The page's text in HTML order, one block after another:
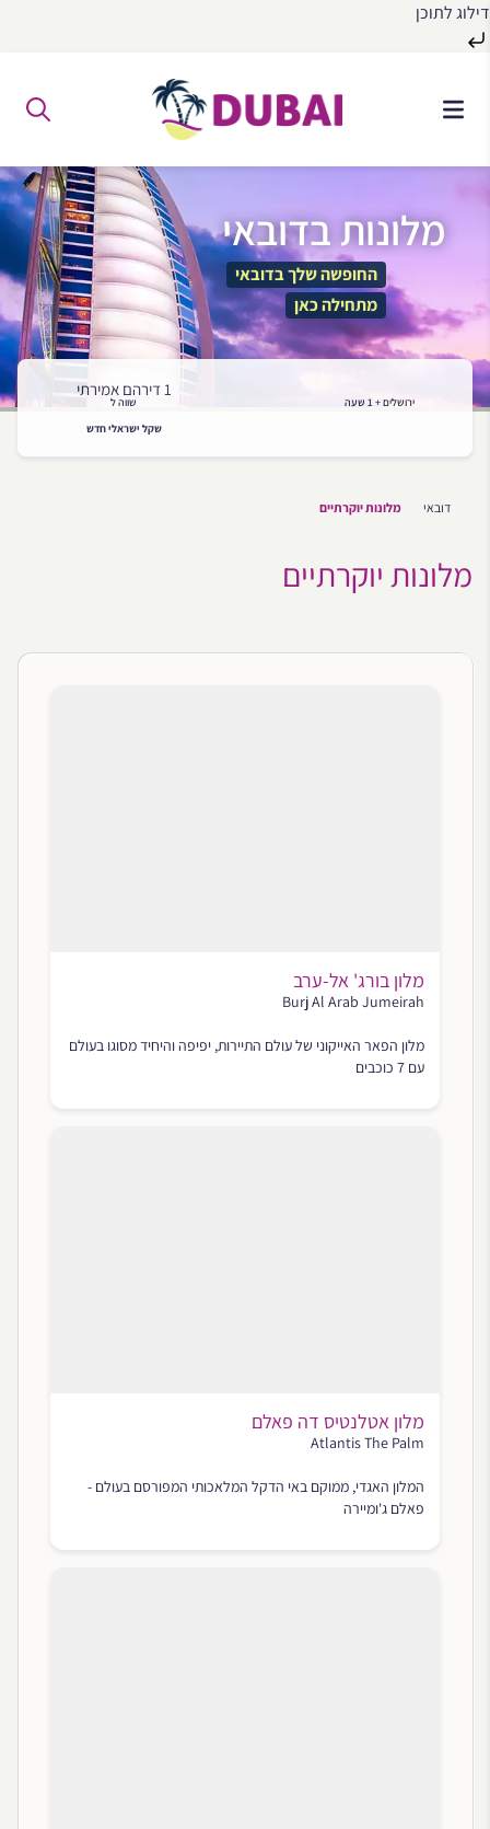
דילוג לתוכן
התוכן
מלונות בדובאי
החופשה שלך בדובאי
מתחילה כאן
ירושלים + 1 שעה
1 דירהם אמירתי
שווה ל
שקל ישראלי חדש
דובאי מלונות יוקרתיים
מלונות יוקרתיים
מלון בורג' אל-ערב
Burj Al Arab Jumeirah
מלון הפאר האייקוני של עולם התיירות, יפיפה והיחיד מסוגו בעולם
עם 7 כוכבים
מלון אטלנטיס דה פאלם
Atlantis The Palm
המלון האגדי, ממוקם באי הדקל המלאכותי המפורסם בעולם -
פאלם ג'ומיירה